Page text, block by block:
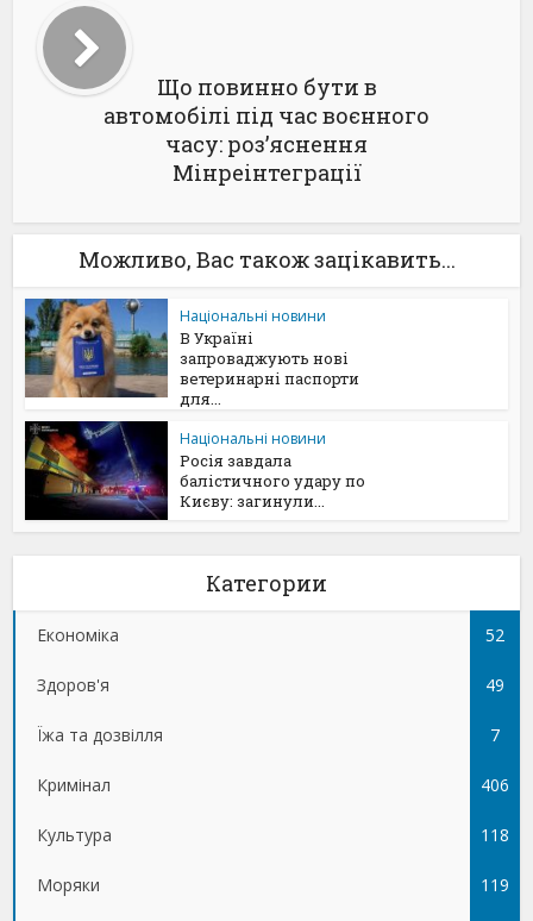
Що повинно бути в
автомобілі під час воєнного
часу: роз’яснення
Мінреінтеграції
Можливо, Вас також зацікавить...
Національні новини
В Україні
запроваджують нові
ветеринарні паспорти
для...
Національні новини
Росія завдала
балістичного удару по
Києву: загинули...
Категории
Економіка 52
Здоров'я 49
Їжа та дозвілля 7
Кримінал 406
Культура 118
Моряки 119